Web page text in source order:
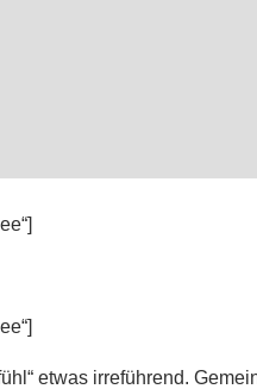
etwas irreführend.